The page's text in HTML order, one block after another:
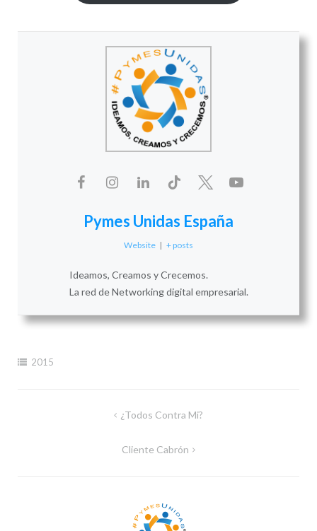
Pymes Unidas España
Website | + posts
Ideamos, Creamos y Crecemos.
La red de Networking digital empresarial.
2015
¿Todos Contra Mi?
Cliente Cabrón